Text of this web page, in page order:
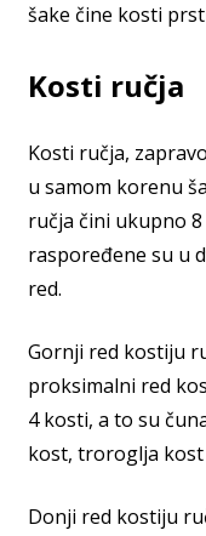
šake čine kosti
Kosti ručja
Kosti ručja,
u samom korenu
ručja čini ukupno
raspoređene su u
red.
Gornji red kostiju
proksimalni red
4 kosti, a to su
kost, troroglja
Donji red kostiju